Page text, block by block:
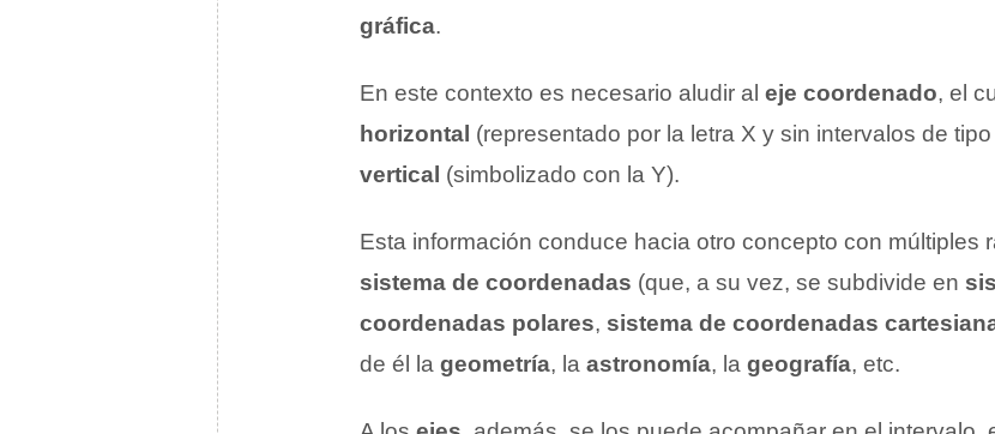
gráfica.
En este contexto es necesario aludir al eje coordenado, el
horizontal (representado por la letra X y sin intervalos de
vertical (simbolizado con la Y).
Esta información conduce hacia otro concepto con múltiples
sistema de coordenadas (que, a su vez, se subdivide en
coordenadas polares, sistema de coordenadas
de él la geometría, la astronomía, la geografía, etc.